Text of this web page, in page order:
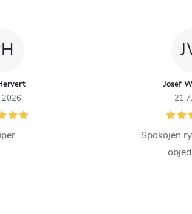
Josef
Spokojen